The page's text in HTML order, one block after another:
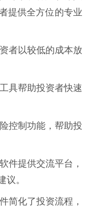
提供全方位的专业
者以较低的成本放
具帮助投资者快速
控制功能，帮助投
件提供交流平台，
议。
简化了投资流程，